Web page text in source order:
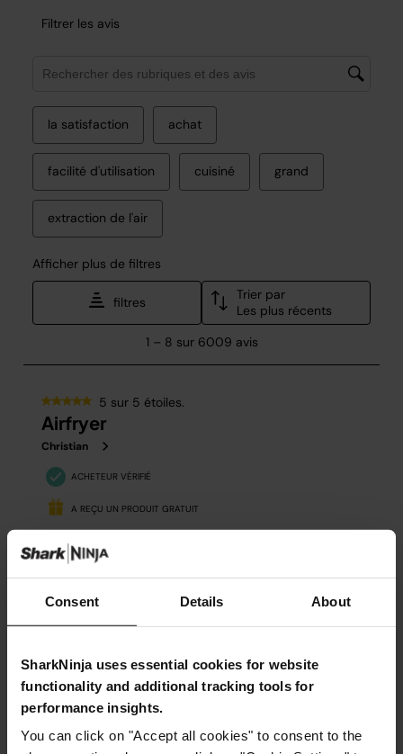
Consent Details About
SharkNinja uses essential cookies for website
functionality and additional tracking tools for
performance insights.
You can click on "Accept all cookies" to consent to the